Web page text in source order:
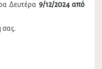
Δευτέρα 9/12/2024 από
σας.